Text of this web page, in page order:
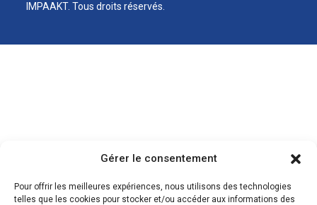
Gérer le consentement
Pour offrir les meilleures expériences, nous utilisons des technologies
telles que les cookies pour stocker et/ou accéder aux informations des
IMPAAKT. Tous droits réservés.